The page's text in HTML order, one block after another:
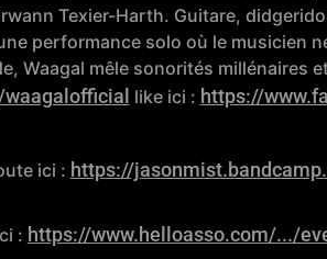
Texier-Harth. Guitare,
performance solo où le musicien
Waagal mêle sonorités millénaires
like ici : https://
ici : https://
: https://www.helloasso.com/.../